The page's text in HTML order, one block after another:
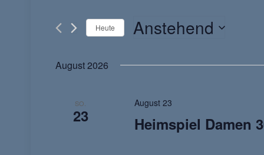
Heute Anstehend
August 2026
SO.
23
August 23
Heimspiel Damen